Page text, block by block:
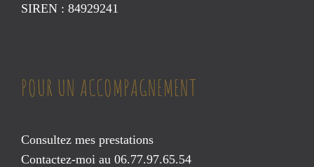
SIREN : 84929241
POUR UN ACCOMPAGNEMENT
Consultez mes prestations
Contactez-moi au 06.77.97.65.54